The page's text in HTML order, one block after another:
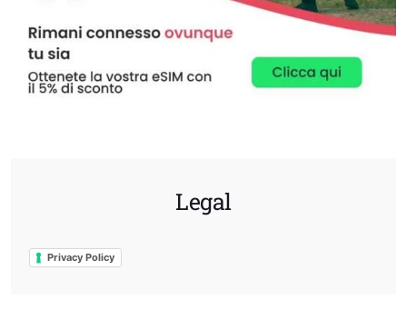
Legal
Privacy Policy